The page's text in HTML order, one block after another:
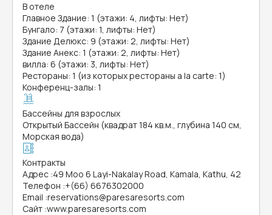
В отеле
Главное Здание: 1 (этажи: 4, лифты: Нет)
Бунгало: 7 (этажи: 1, лифты: Нет)
Здание Делюкс: 9 (этажи: 2, лифты: Нет)
Здание Анекс: 1 (этажи: 2, лифты: Нет)
вилла: 6 (этажи: 3, лифты: Нет)
Рестораны: 1 (из которых рестораны a la carte: 1)
Конференц-залы: 1
Бассейны для взрослых
Открытый Бассейн (квадрат 184 кв.м., глубина 140 см,
Морская вода)
Контракты
Адрес :49 Moo 6 Layi-Nakalay Road, Kamala, Kathu, 42
Телефон :+(66) 6676302000
Email :reservations@paresaresorts.com
Сайт :www.paresaresorts.com